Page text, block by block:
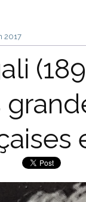
2017